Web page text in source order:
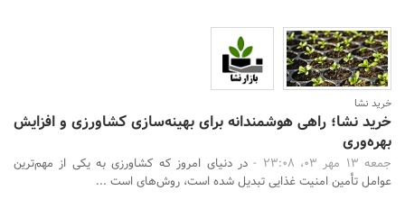
خرید نشا
خرید نشا؛ راهی هوشمندانه برای بهینه‌سازی کشاورزی و افزایش
بهره‌وری
جمعه 13 مهر 03، 23:08 -
در دنیای امروز که کشاورزی به یکی از مهم‌ترین
عوامل تأمین امنیت غذایی تبدیل شده است، روش‌های است ...